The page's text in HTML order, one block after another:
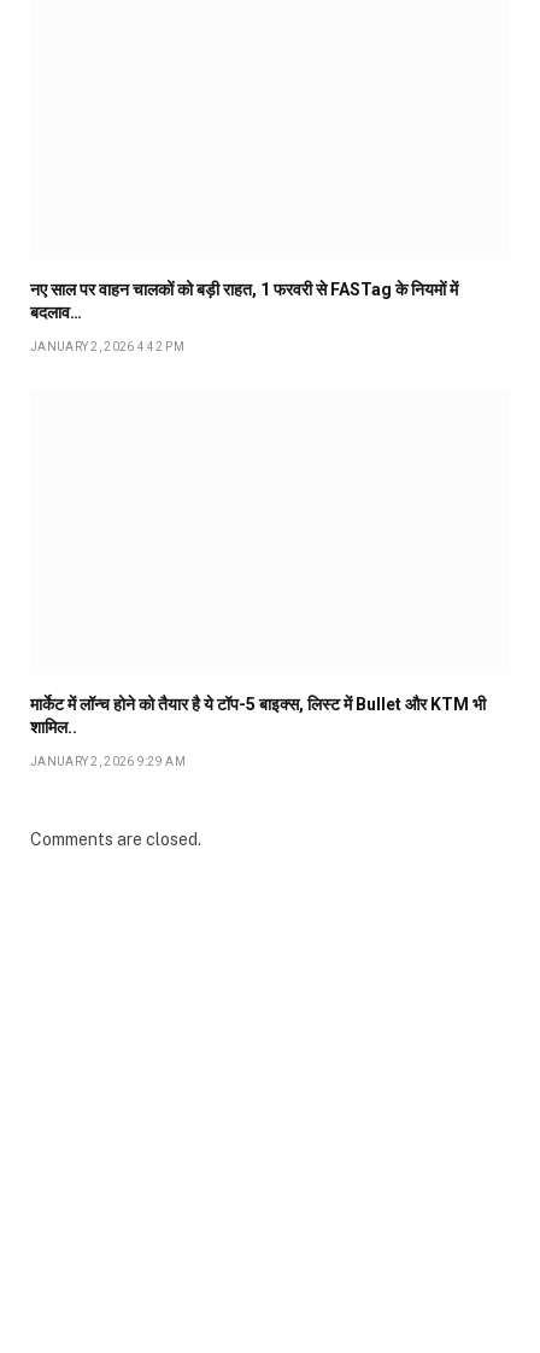
नए साल पर वाहन चालकों को बड़ी राहत, 1 फरवरी से FASTag के नियमों में
बदलाव…
JANUARY 2, 2026 4:42 PM
मार्केट में लॉन्च होने को तैयार है ये टॉप-5 बाइक्स, लिस्ट में Bullet और KTM भी
शामिल..
JANUARY 2, 2026 9:29 AM
Comments are closed.